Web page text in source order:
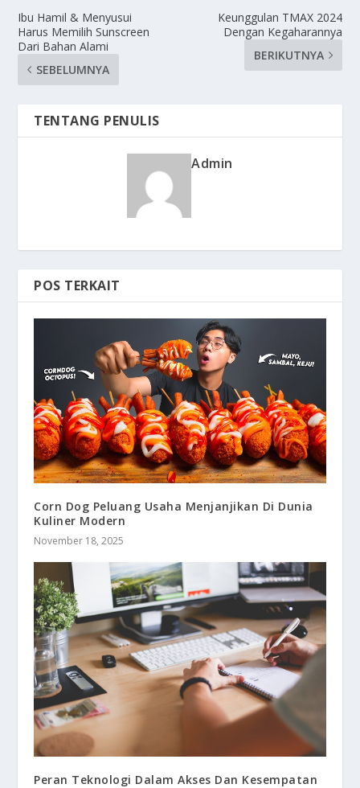
Ibu Hamil & Menyusui
Harus Memilih Sunscreen
Dari Bahan Alami
SEBELUMNYA
Keunggulan TMAX 2024
Dengan Kegaharannya
BERIKUTNYA
TENTANG PENULIS
Admin
POS TERKAIT
Corn Dog Peluang Usaha Menjanjikan Di Dunia
Kuliner Modern
November 18, 2025
Peran Teknologi Dalam Akses Dan Kesempatan